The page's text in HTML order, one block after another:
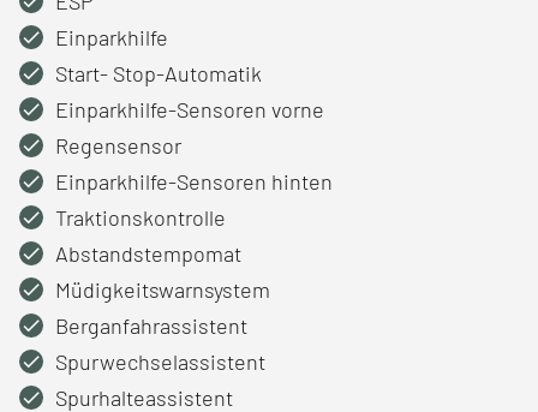
Einparkhilfe
Start- Stop-Automatik
Einparkhilfe-Sensoren vorne
Regensensor
Einparkhilfe-Sensoren hinten
Traktionskontrolle
Abstandstempomat
Müdigkeitswarnsystem
Berganfahrassistent
Spurwechselassistent
Spurhalteassistent